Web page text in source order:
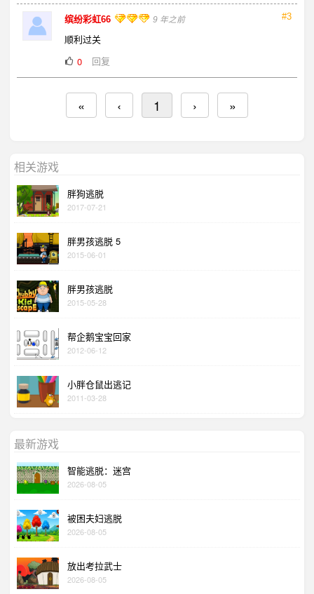
#3
缤纷彩虹66 9 年之前
顺利过关
0
回复
« ‹ 1 › »
相关游戏
胖狗逃脱
2017-07-21
胖男孩逃脱 5
2015-06-01
胖男孩逃脱
2015-05-28
帮企鹅宝宝回家
2012-06-12
小胖仓鼠出逃记
2011-03-28
最新游戏
智能逃脱：迷宫
2026-08-05
被困夫妇逃脱
2026-08-05
放出考拉武士
2026-08-05